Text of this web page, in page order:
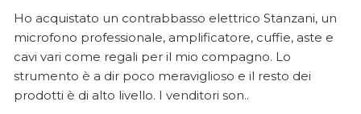
Ho acquistato un contrabbasso elettrico Stanzani, un
microfono professionale, amplificatore, cuffie, aste e
cavi vari come regali per il mio compagno. Lo
strumento è a dir poco meraviglioso e il resto dei
prodotti è di alto livello. I venditori son..